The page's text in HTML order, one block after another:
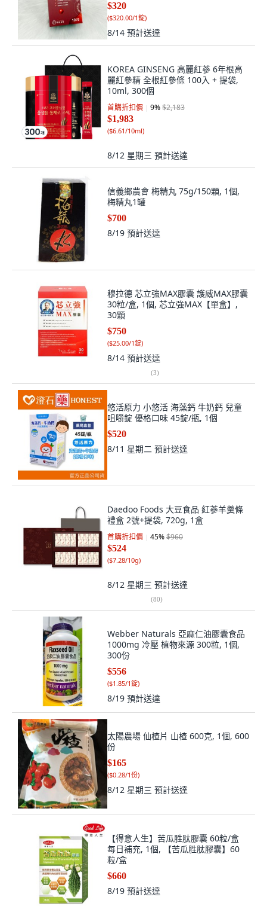
$320
($320.00/1錠)
8/14 預計送達
KOREA GINSENG 高麗紅蔘 6年根高
麗紅參精 全根紅參條 100入 + 提袋,
10ml, 300個
首購折扣價 9%$2,183
$1,983
($6.61/10ml)
8/12 星期三 預計送達
信義鄉農會 梅精丸 75g/150顆, 1個,
梅精丸1罐
$700
8/19 預計送達
穆拉德 芯立強MAX膠囊 護威MAX膠囊
30粒/盒, 1個, 芯立強MAX【單盒】,
30顆
$750
($25.00/1錠)
8/14 預計送達
(3)
悠活原力 小悠活 海藻鈣 牛奶鈣 兒童
咀嚼錠 優格口味 45錠/瓶, 1個
$520
8/11 星期二 預計送達
Daedoo Foods 大豆食品 紅蔘羊羹條
禮盒 2號+提袋, 720g, 1盒
首購折扣價 45%$960
$524
($7.28/10g)
8/12 星期三 預計送達
(80)
Webber Naturals 亞麻仁油膠囊食品
1000mg 冷壓 植物來源 300粒, 1個,
300份
$556
($1.85/1錠)
8/19 預計送達
太陽農場 仙楂片 山楂 600克, 1個, 600
份
$165
($0.28/1份)
8/12 星期三 預計送達
【得意人生】苦瓜胜肽膠囊 60粒/盒
每日補充, 1個, 【苦瓜胜肽膠囊】60
粒/盒
$660
8/19 預計送達